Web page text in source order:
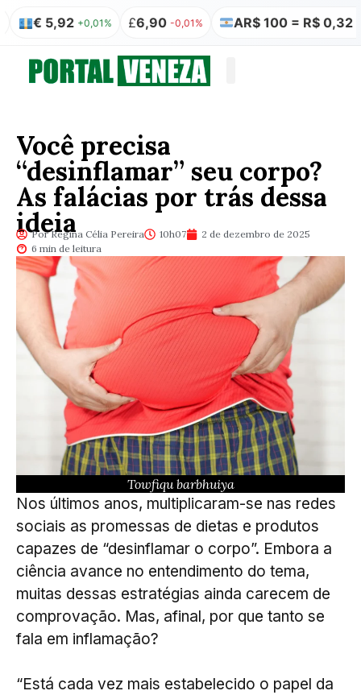
+0,01% £6,90 -0,01% AR$ 100 = R$ 0,32 0,00% ₿
Você precisa
“desinflamar” seu corpo?
As falácias por trás dessa
ideia
Por Regina Célia Pereira 10h07
2 de dezembro de 2025
6 min de leitura
Towfiqu barbhuiya
Nos últimos anos, multiplicaram-se nas redes
sociais as promessas de dietas e produtos
capazes de “desinflamar o corpo”. Embora a
ciência avance no entendimento do tema,
muitas dessas estratégias ainda carecem de
comprovação. Mas, afinal, por que tanto se
fala em inflamação?
“Está cada vez mais estabelecido o papel da